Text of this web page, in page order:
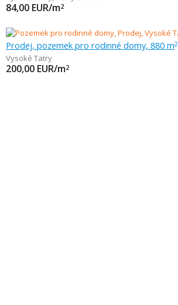
84,00 EUR/m2
Prodej, pozemek pro rodinné domy, 880 m2
Vysoké Tatry
200,00 EUR/m2